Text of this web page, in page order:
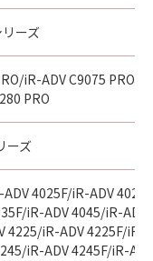
米国政府の機
客様が米国政
下の規定が適
a "commercial
C.F.R.
"commercial
as such
(Sept 1995).
and 48 C.F.R.
(June 1995),
shall acquire
ーズ
iR-ADV C9075 PRO/
PRO
ーズ
4025F/iR-ADV
iR-ADV 4045/iR-ADV
4225/iR-ADV 4225F/iR-
iR-ADV 4245F/iR-